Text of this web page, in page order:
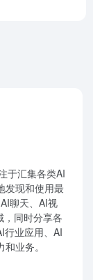
于汇集各类AI
发现和使用最
聊天、AI视
，同时分享各
行业应用、AI
业务。